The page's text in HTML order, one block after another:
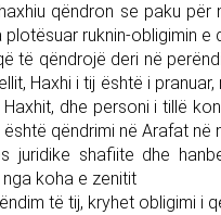
qëndron se paku
ruknin-obligimin e
të qëndrojë deri në
Haxhi i tij është i
dhe personi i tillë
qëndrimi në Arafat
juridike shafiite dhe
koha e zenitit
të tij, kryhet obligimi i